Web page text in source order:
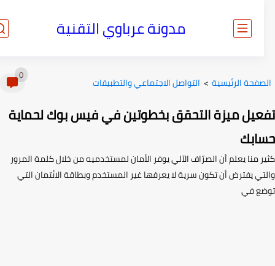
مدونة عرباوي التقنية
الرئيسية> التواصل الاجتماعي والتطبيقات
ميزة التحقق بخطوتين في فيس بوك لحماية
منا يعلم أن الصرّاف الآلي يوفر الأمان لمستخدميه من خلال كلمة المرور
يفترض أن تكون سرية لا يعرفها غير المستخدم وبطاقة الائتمان التي
في